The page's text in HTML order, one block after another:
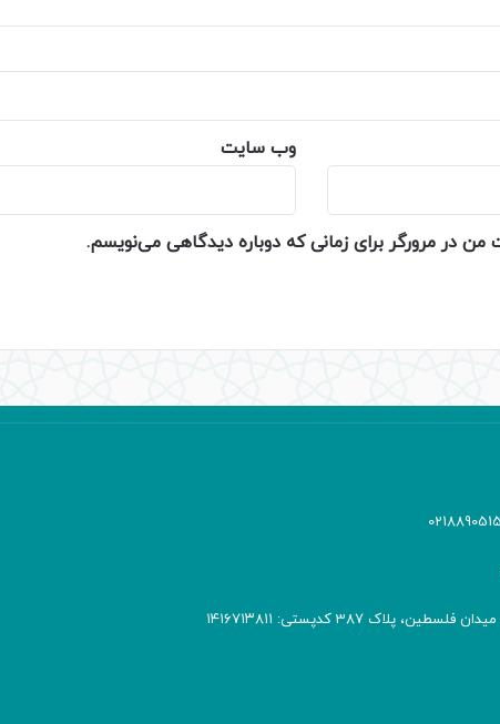
وب‌ سایت
من در مرورگر برای زمانی که دوباره دیدگاهی می‌نویسم.
پلاک 387 کدپستی: ۱۴۱۶۷۱۳۸۱۱